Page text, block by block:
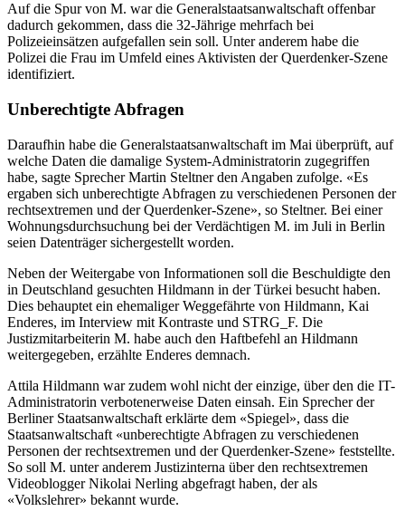
Auf die Spur von M. war die Generalstaatsanwaltschaft offenbar
dadurch gekommen, dass die 32-Jährige mehrfach bei
Polizeieinsätzen aufgefallen sein soll. Unter anderem habe die
Polizei die Frau im Umfeld eines Aktivisten der Querdenker-Szene
identifiziert.
Unberechtigte Abfragen
Daraufhin habe die Generalstaatsanwaltschaft im Mai überprüft, auf
welche Daten die damalige System-Administratorin zugegriffen
habe, sagte Sprecher Martin Steltner den Angaben zufolge. «Es
ergaben sich unberechtigte Abfragen zu verschiedenen Personen der
rechtsextremen und der Querdenker-Szene», so Steltner. Bei einer
Wohnungsdurchsuchung bei der Verdächtigen M. im Juli in Berlin
seien Datenträger sichergestellt worden.
Neben der Weitergabe von Informationen soll die Beschuldigte den
in Deutschland gesuchten Hildmann in der Türkei besucht haben.
Dies behauptet ein ehemaliger Weggefährte von Hildmann, Kai
Enderes, im Interview mit Kontraste und STRG_F. Die
Justizmitarbeiterin M. habe auch den Haftbefehl an Hildmann
weitergegeben, erzählte Enderes demnach.
Attila Hildmann war zudem wohl nicht der einzige, über den die IT-
Administratorin verbotenerweise Daten einsah. Ein Sprecher der
Berliner Staatsanwaltschaft erklärte dem «Spiegel», dass die
Staatsanwaltschaft «unberechtigte Abfragen zu verschiedenen
Personen der rechtsextremen und der Querdenker-Szene» feststellte.
So soll M. unter anderem Justizinterna über den rechtsextremen
Videoblogger Nikolai Nerling abgefragt haben, der als
«Volkslehrer» bekannt wurde.